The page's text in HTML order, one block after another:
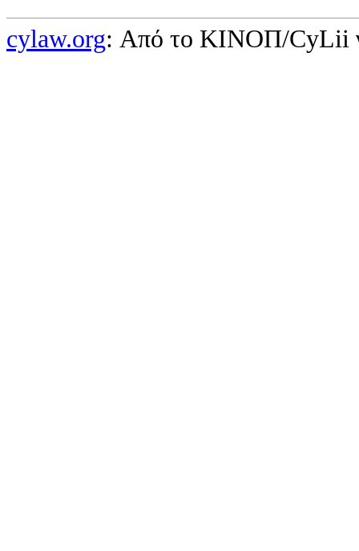
cylaw.org: Από το ΚΙΝOΠ/CyLii